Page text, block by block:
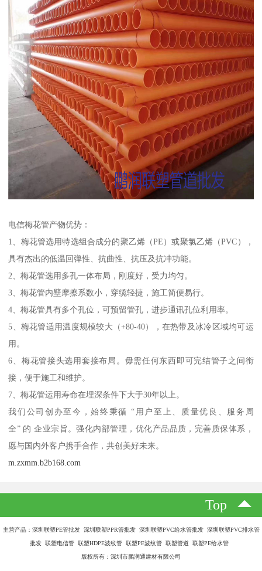
电信梅花管产物优势：
1、梅花管选用特选组合成分的聚乙烯（PE）或聚氯乙烯（PVC），
具有杰出的低温回弹性、抗曲性、抗压及抗冲功能。
2、梅花管选用多孔一体布局，刚度好，受力均匀。
3、梅花管内壁摩擦系数小，穿缆轻捷，施工简便易行。
4、梅花管具有多个孔位，可预留管孔，进步通讯孔位利用率。
5、梅花管适用温度规模较大（+80-40），在热带及冰冷区域均可运
用。
6、梅花管接头选用套接布局。毋需任何东西即可完结管子之间衔
接，便于施工和维护。
7、梅花管运用寿命在埋深条件下大于30年以上。
我们公司创办至今，始终秉循 “用户至上、质量优良、服务周
全” 的 企业宗旨。强化内部管理，优化产品品质，完善质保体系，
愿与国内外客户携手合作，共创美好未来。
m.zxmm.b2b168.com
Top
主营产品：深圳联塑PE管批发 深圳联塑PPR管批发 深圳联塑PVC给水管批发 深圳联塑PVC排水管
批发 联塑电信管 联塑HDPE波纹管 联塑PE波纹管 联塑管道 联塑PE给水管
版权所有：深圳市鹏润通建材有限公司